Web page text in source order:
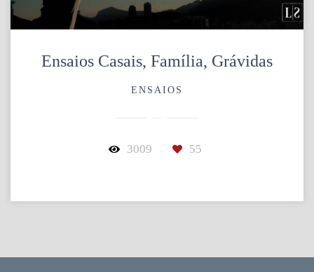
Ensaios Casais, Família, Grávidas
ENSAIOS
3009 55